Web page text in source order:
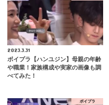
2023.3.31
ボイプラ【ハンユジン】母親の年齢
や職業！家族構成や実家の画像も調
べてみた！
ボイプラ